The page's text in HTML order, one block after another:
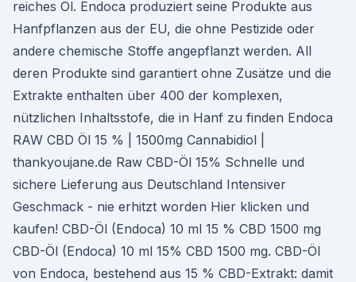
reiches Öl. Endoca produziert seine Produkte aus
Hanfpflanzen aus der EU, die ohne Pestizide oder
andere chemische Stoffe angepflanzt werden. All
deren Produkte sind garantiert ohne Zusätze und die
Extrakte enthalten über 400 der komplexen,
nützlichen Inhaltsstofe, die in Hanf zu finden Endoca
RAW CBD Öl 15 % | 1500mg Cannabidiol |
thankyoujane.de Raw CBD-Öl 15% Schnelle und
sichere Lieferung aus Deutschland Intensiver
Geschmack - nie erhitzt worden Hier klicken und
kaufen! CBD-Öl (Endoca) 10 ml 15 % CBD 1500 mg
CBD-Öl (Endoca) 10 ml 15% CBD 1500 mg. CBD-Öl
von Endoca, bestehend aus 15 % CBD-Extrakt: damit